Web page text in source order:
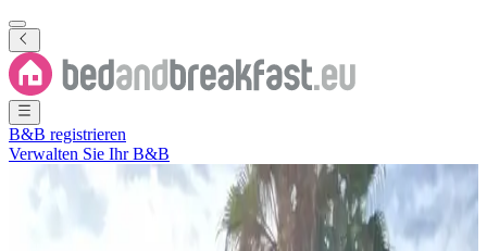
B&B registrieren
Verwalten Sie Ihr B&B
Casa Mimosa Boutique B&B